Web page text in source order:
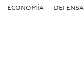
ECONOMÍA DEFENSA